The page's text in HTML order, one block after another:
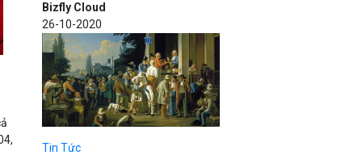
Bizfly Cloud
26-10-2020
Tin Tức